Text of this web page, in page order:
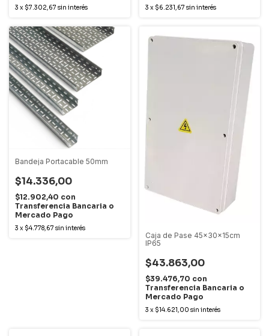
3 x $7.302,67 sin interés 3 x $6.231,67 sin interés
Bandeja Portacable 50mm
$14.336,00
$12.902,40 con
Transferencia Bancaria o
Mercado Pago
3 x $4.778,67 sin interés
Caja de Pase 45x30x15cm
IP65
$43.863,00
$39.476,70 con
Transferencia Bancaria o
Mercado Pago
3 x $14.621,00 sin interés